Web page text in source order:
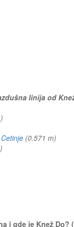
linija od
(0.571 m)
i gde je Knež Do?